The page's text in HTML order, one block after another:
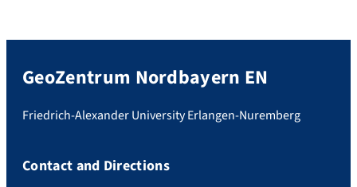
GeoZentrum Nordbayern EN
Friedrich-Alexander University Erlangen-Nuremberg
Contact and Directions